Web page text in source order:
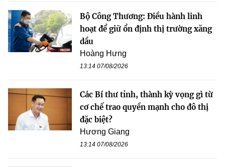
Bộ Công Thương: Điều hành linh
hoạt để giữ ổn định thị trường xăng
dầu
Hoàng Hưng
13:14 07/08/2026
Các Bí thư tỉnh, thành kỳ vọng gì từ
cơ chế trao quyền mạnh cho đô thị
đặc biệt?
Hương Giang
13:14 07/08/2026